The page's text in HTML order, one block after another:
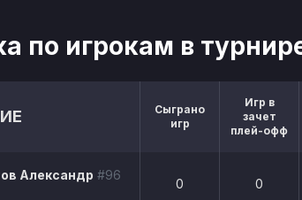
по игрокам в
Сыграно
игр
Игр в
зачет
плей-офф
Александр #96
0 0